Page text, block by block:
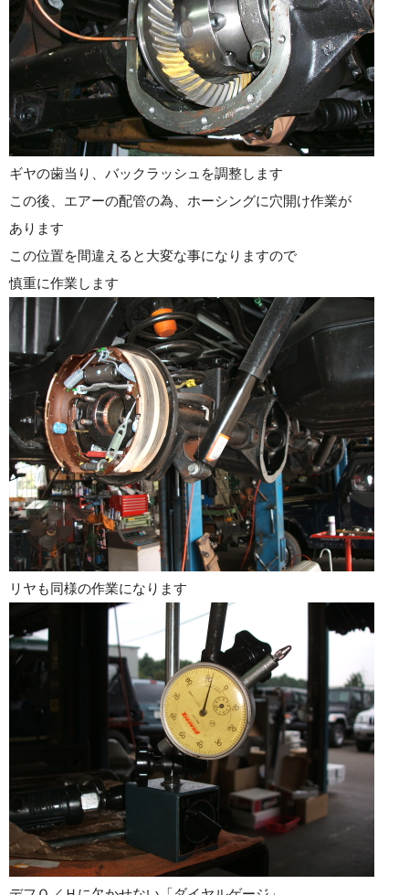
ギヤの歯当り、バックラッシュを調整します
この後、エアーの配管の為、ホーシングに穴開け作業が
あります
この位置を間違えると大変な事になりますので
慎重に作業します
リヤも同様の作業になります